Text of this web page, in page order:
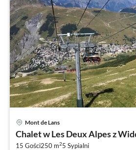
Mont de Lans
Chalet w Les Deux Alpes z
15 Gości250 m25 Sypialni